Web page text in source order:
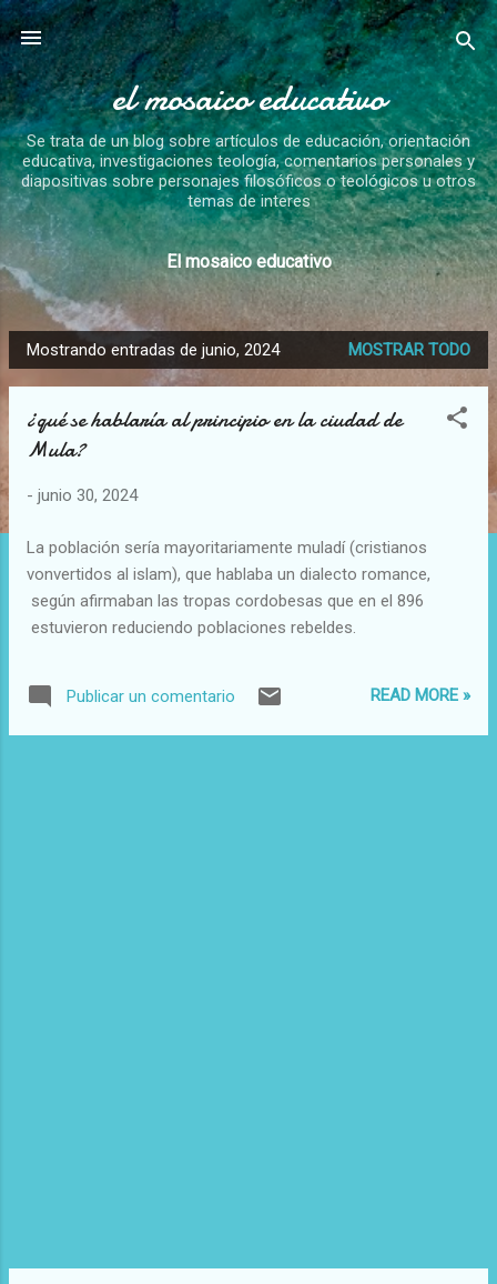
Ir al contenido principal
el mosaico educativo
Se trata de un blog sobre artículos de educación, orientación
educativa, investigaciones teología, comentarios personales y
diapositivas sobre personajes filosóficos o teológicos u otros
temas de interes
El mosaico educativo
E
n
Mostrando entradas de junio, 2024 MOSTRAR TODO
¿qué se hablaría al principio en la ciudad de
Mula?
- junio 30, 2024
La población sería mayoritariamente muladí (cristianos
vonvertidos al islam), que hablaba un dialecto romance,
según afirmaban las tropas cordobesas que en el 896
estuvieron reduciendo poblaciones rebeldes.
Publicar un comentario READ MORE »